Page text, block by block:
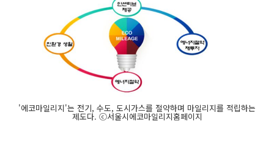
'에코마일리지'는 전기, 수도, 도시가스를 절약하며 마일리지를 적립하는
제도다. ⓒ서울시에코마일리지홈페이지